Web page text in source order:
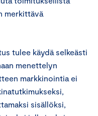
merkittävä
tulee käydä selkeästi
menettelyn
markkinointia ei
sisällöksi,